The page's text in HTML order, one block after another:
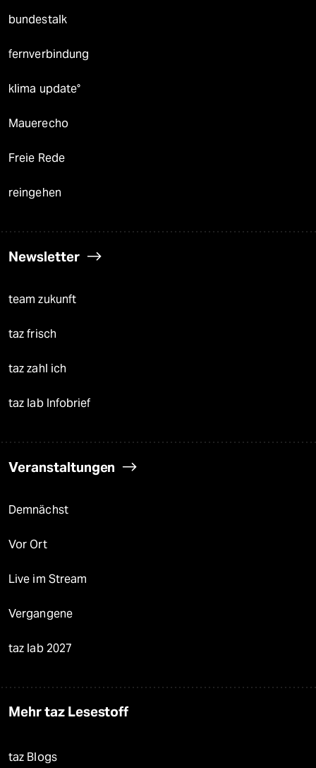
bundestalk
fernverbindung
klima update°
Mauerecho
Freie Rede
reingehen
Newsletter
team zukunft
taz frisch
taz zahl ich
taz lab Infobrief
Veranstaltungen
Demnächst
Vor Ort
Live im Stream
Vergangene
taz lab 2027
Mehr taz Lesestoff
taz Blogs